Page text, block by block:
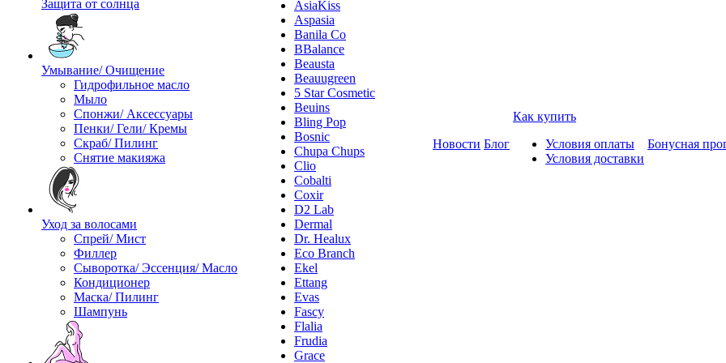
Защита от солнца
Умывание/ Очищение
Гидрофильное масло
Мыло
Спонжи/ Аксессуары
Пенки/ Гели/ Кремы
Скраб/ Пилинг
Снятие макияжа
Уход за волосами
Спрей/ Мист
Филлер
Сыворотка/ Эссенция/ Масло
Кондиционер
Маска/ Пилинг
Шампунь
AsiaKiss
Aspasia
Banila Co
BBalance
Beausta
Beauugreen
5 Star Cosmetic
Beuins
Bling Pop
Bosnic
Chupa Chups
Clio
Cobalti
Coxir
D2 Lab
Dermal
Dr. Healux
Eco Branch
Ekel
Ettang
Evas
Fascy
Flalia
Frudia
Grace
Новости Блог
Как купить
Условия оплаты
Условия доставки
Бонусная